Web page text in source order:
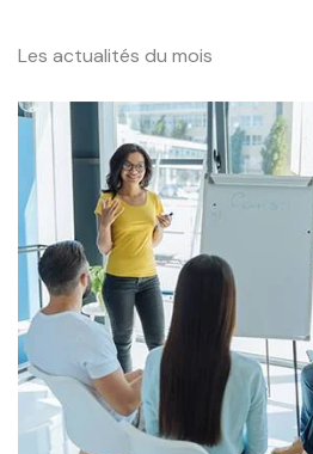
Les actualités du mois